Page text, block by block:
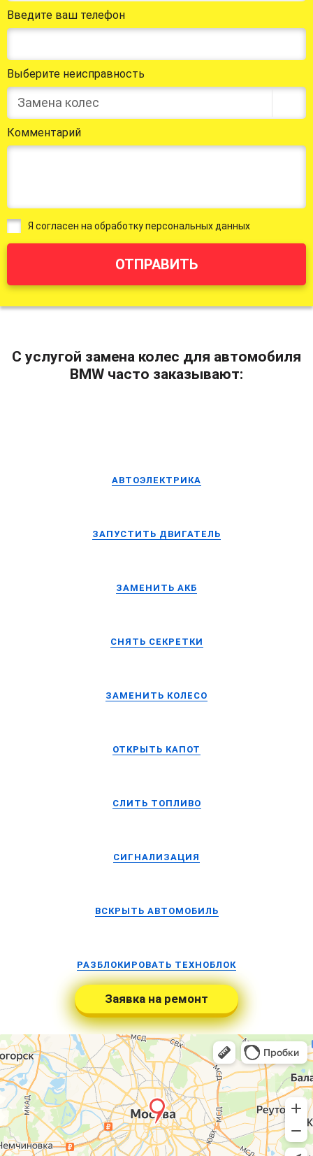
Введите ваш телефон
Выберите неисправность
Замена колес
Комментарий
Я согласен на обработку персональных данных
ОТПРАВИТЬ
С услугой замена колес для автомобиля
BMW часто заказывают:
АВТОЭЛЕКТРИКА
ЗАПУСТИТЬ ДВИГАТЕЛЬ
ЗАМЕНИТЬ АКБ
СНЯТЬ СЕКРЕТКИ
ЗАМЕНИТЬ КОЛЕСО
ОТКРЫТЬ КАПОТ
СЛИТЬ ТОПЛИВО
СИГНАЛИЗАЦИЯ
ВСКРЫТЬ АВТОМОБИЛЬ
РАЗБЛОКИРОВАТЬ ТЕХНОБЛОК
Заявка на ремонт